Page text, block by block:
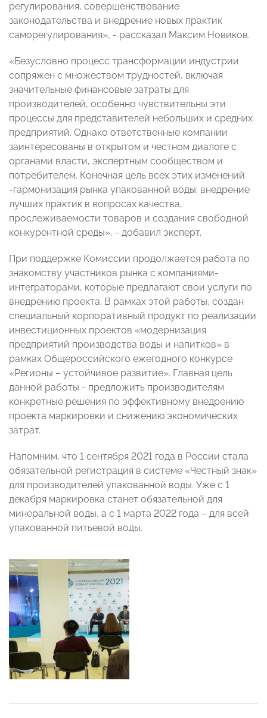
регулирования, совершенствование
законодательства и внедрение новых практик
саморегулирования», - рассказал Максим Новиков.
«Безусловно процесс трансформации индустрии
сопряжен с множеством трудностей, включая
значительные финансовые затраты для
производителей, особенно чувствительны эти
процессы для представителей небольших и средних
предприятий. Однако ответственные компании
заинтересованы в открытом и честном диалоге с
органами власти, экспертным сообществом и
потребителем. Конечная цель всех этих изменений
-гармонизация рынка упакованной воды: внедрение
лучших практик в вопросах качества,
прослеживаемости товаров и создания свободной
конкурентной среды», - добавил эксперт.
При поддержке Комиссии продолжается работа по
знакомству участников рынка с компаниями-
интеграторами, которые предлагают свои услуги по
внедрению проекта. В рамках этой работы, создан
специальный корпоративный продукт по реализации
инвестиционных проектов «модернизация
предприятий производства воды и напитков» в
рамках Общероссийского ежегодного конкурсе
«Регионы – устойчивое развитие». Главная цель
данной работы - предложить производителям
конкретные решения по эффективному внедрению
проекта маркировки и снижению экономических
затрат.
Напомним, что 1 сентября 2021 года в России стала
обязательной регистрация в системе «Честный знак»
для производителей упакованной воды. Уже с 1
декабря маркировка станет обязательной для
минеральной воды, а с 1 марта 2022 года – для всей
упакованной питьевой воды.